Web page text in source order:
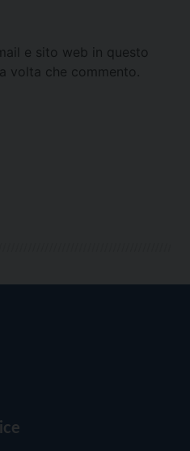
e sito web in questo
volta che commento.